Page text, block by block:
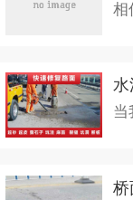
相
水
当
桥